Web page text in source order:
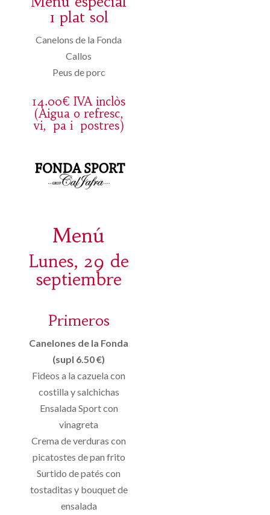
1 plat sol
Canelons de la Fonda
Callos
Peus de porc
14.00€ IVA inclòs
(Aigua o refresc,
vi, pa i postres)
Menú
Lunes, 29 de
septiembre
Primeros
Canelones de la Fonda
(supl 6.50 €)
Fideos a la cazuela con
costilla y salchichas
Ensalada Sport con
vinagreta
Crema de verduras con
picatostes de pan frito
Surtido de patés con
tostaditas y bouquet de
ensalada